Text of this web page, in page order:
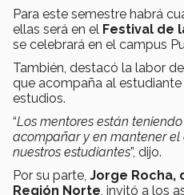
Para este semestre habrá
ellas será en el Festival de
se celebrará en el campus
También, destacó la labor
que acompaña al
estudios.
“Los mentores están
acompañar y en mantener
nuestros estudiantes”, dijo.
Por su parte, Jorge Rocha,
Región Norte, invitó a los